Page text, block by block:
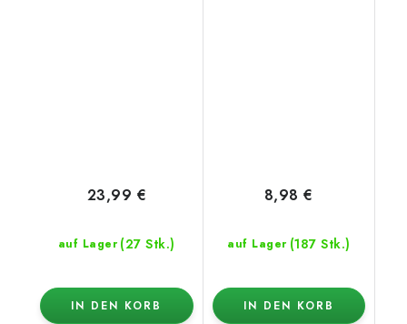
auf Lager (27 Stk.)
23,99 €
IN DEN KORB
auf Lager (187 Stk.)
8,98 €
IN DEN KORB